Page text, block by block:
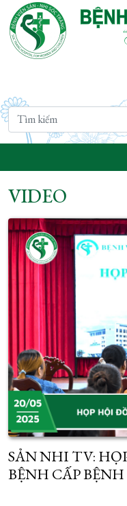
VIDEO
SẢN NHI TV:
BỆNH CẤP